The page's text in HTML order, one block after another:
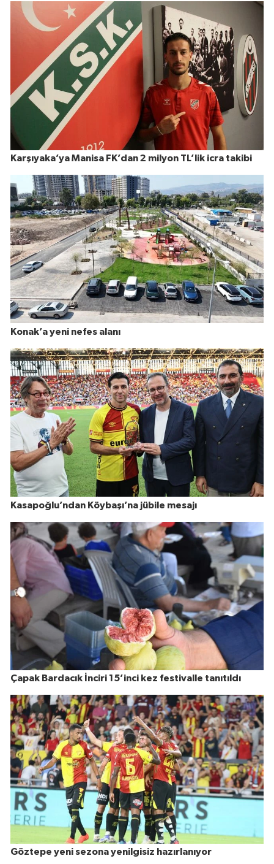
Karşıyaka’ya Manisa FK’dan 2 milyon TL’lik icra takibi
Konak’a yeni nefes alanı
Kasapoğlu’ndan Köybaşı’na jübile mesajı
Çapak Bardacık İnciri 15’inci kez festivalle tanıtıldı
Göztepe yeni sezona yenilgisiz hazırlanıyor